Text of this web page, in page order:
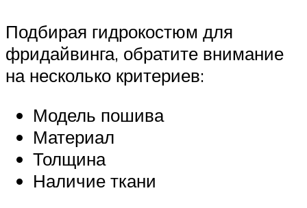
Подбирая гидрокостюм для
фридайвинга, обратите внимание
на несколько критериев:
Модель пошива
Материал
Толщина
Наличие ткани